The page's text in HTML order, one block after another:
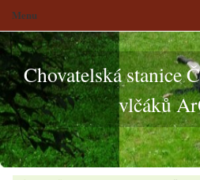
Chovatelská stanice
vlčáků
Menu